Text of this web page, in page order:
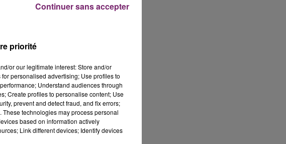
priorité
or our legitimate interest: Store and/or
personalised advertising; Use profiles to
Understand audiences through
Create profiles to personalise content; Use
prevent and detect fraud, and fix errors;
technologies may process personal
based on information actively
Link different devices; Identify devices
Continuer sans accepter